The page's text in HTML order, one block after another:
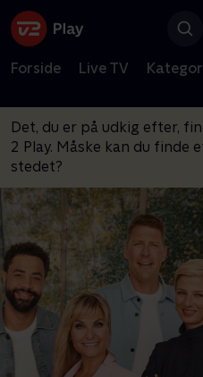
Forside Live TV
Det, du er på udkig efter,
2 Play. Måske kan du finde
stedet?